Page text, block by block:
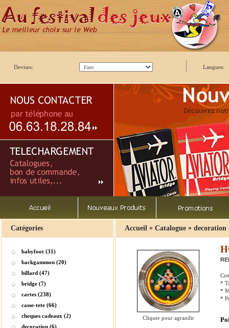
Devises: Langues:
Catégories
babyfoot (31)
backgammon (20)
billard (47)
bridge (7)
cartes (238)
casse-tete (66)
cheques cadeaux (2)
decoration (6)
Accueil » Catalogue » decoration
Cliquer pour agrandir
*
*
*